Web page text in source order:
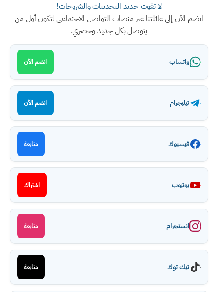
لا تفوت جديد التحديثات والشروحات!
انضم الآن إلى عائلتنا عبر منصات التواصل الاجتماعي لتكون أول من
يتوصل بكل جديد وحصري.
واتساب انضم الآن
تيليجرام انضم الآن
فيسبوك متابعة
يوتيوب اشتراك
انستجرام متابعة
تيك توك متابعة